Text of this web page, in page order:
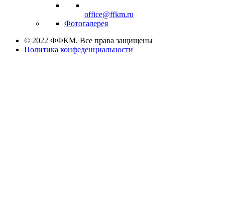
office@ffkm.ru
Фотогалерея
© 2022 ФФКМ. Все права защищены
Политика конфеденциальности